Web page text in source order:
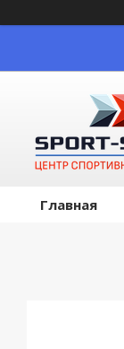
Главная